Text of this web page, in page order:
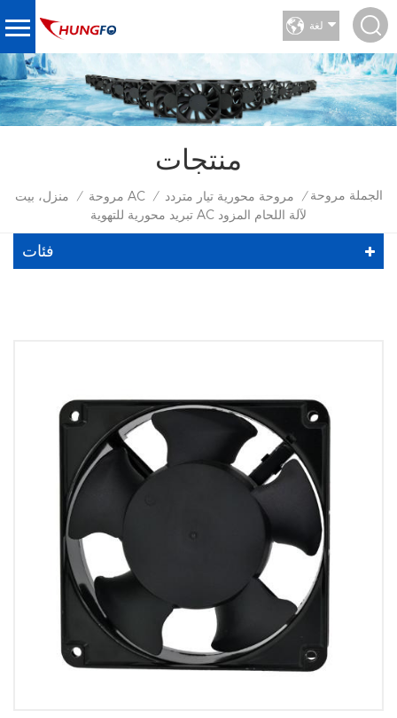
لغة
منتجات
منزل، بيت / مروحة AC / مروحة محورية تيار متردد / الجملة مروحة
تبريد محورية للتهوية AC لآلة اللحام المزود
فئات